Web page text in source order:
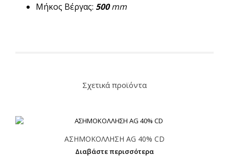
Μήκος Βέργας: 500mm
Σχετικά προϊόντα
ΑΣΗΜΟΚΟΛΛΗΣΗ AG 40% CD
Διαβάστε περισσότερα